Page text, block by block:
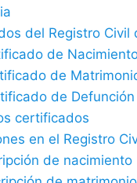
del Registro Civil
de
de
de Defunción
certificados
en el Registro
de nacimiento